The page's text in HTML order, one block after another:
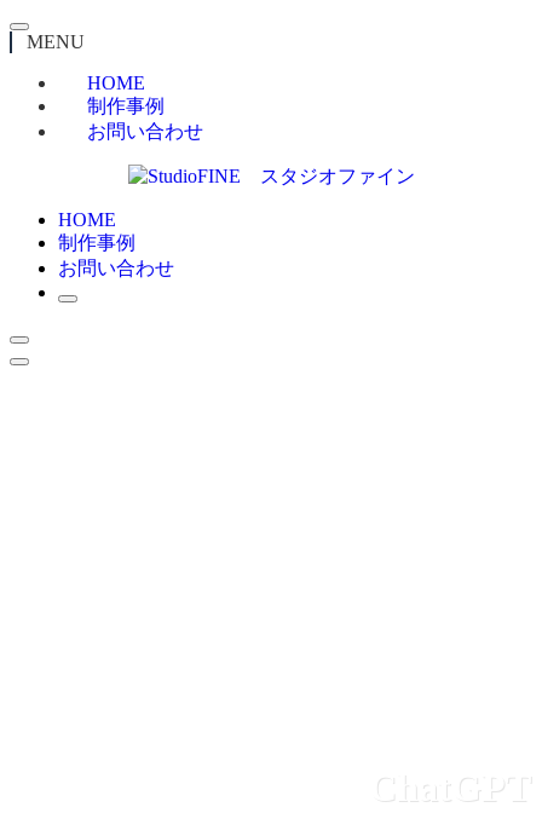
MENU
HOME
制作事例
お問い合わせ
HOME
制作事例
お問い合わせ
ChatGPT